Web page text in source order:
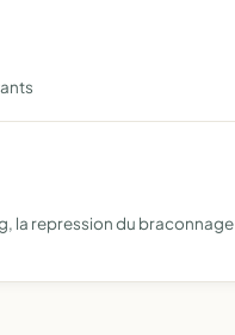
la repression du